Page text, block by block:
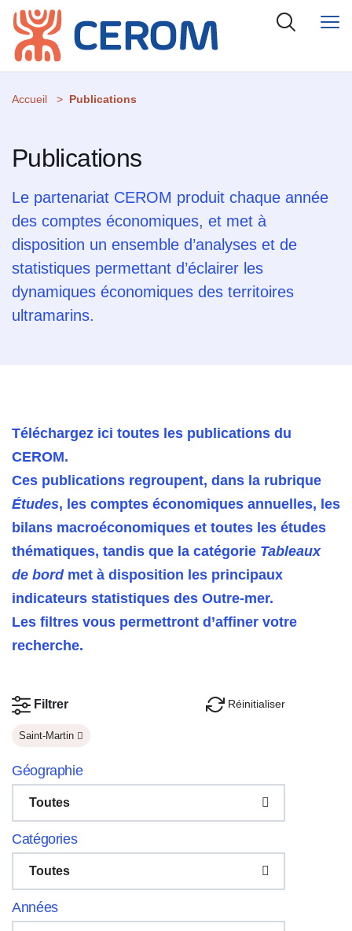
Accueil Publications
Publications
Le partenariat CEROM produit chaque année
des comptes économiques, et met à
disposition un ensemble d’analyses et de
statistiques permettant d’éclairer les
dynamiques économiques des territoires
ultramarins.
Téléchargez ici toutes les publications du
CEROM.
Ces publications regroupent, dans la rubrique
Études, les comptes économiques annuelles, les
bilans macroéconomiques et toutes les études
thématiques, tandis que la catégorie Tableaux
de bordmet à disposition les principaux
indicateurs statistiques des Outre‑mer.
Les filtres vous permettront d’affiner votre
recherche.
Filtrer Réinitialiser
Saint-Martin
Géographie
Toutes
Catégories
Toutes
Années